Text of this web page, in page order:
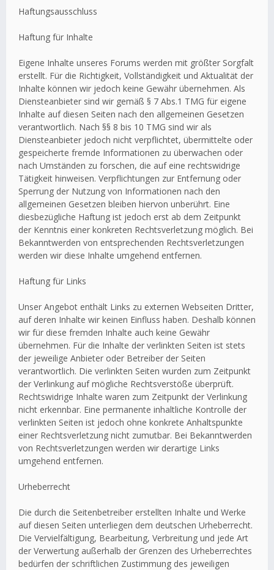
Haftungsausschluss
Haftung für Inhalte
Eigene Inhalte unseres Forums werden mit größter Sorgfalt
erstellt. Für die Richtigkeit, Vollständigkeit und Aktualität der
Inhalte können wir jedoch keine Gewähr übernehmen. Als
Diensteanbieter sind wir gemäß § 7 Abs.1 TMG für eigene
Inhalte auf diesen Seiten nach den allgemeinen Gesetzen
verantwortlich. Nach §§ 8 bis 10 TMG sind wir als
Diensteanbieter jedoch nicht verpflichtet, übermittelte oder
gespeicherte fremde Informationen zu überwachen oder
nach Umständen zu forschen, die auf eine rechtswidrige
Tätigkeit hinweisen. Verpflichtungen zur Entfernung oder
Sperrung der Nutzung von Informationen nach den
allgemeinen Gesetzen bleiben hiervon unberührt. Eine
diesbezügliche Haftung ist jedoch erst ab dem Zeitpunkt
der Kenntnis einer konkreten Rechtsverletzung möglich. Bei
Bekanntwerden von entsprechenden Rechtsverletzungen
werden wir diese Inhalte umgehend entfernen.
Haftung für Links
Unser Angebot enthält Links zu externen Webseiten Dritter,
auf deren Inhalte wir keinen Einfluss haben. Deshalb können
wir für diese fremden Inhalte auch keine Gewähr
übernehmen. Für die Inhalte der verlinkten Seiten ist stets
der jeweilige Anbieter oder Betreiber der Seiten
verantwortlich. Die verlinkten Seiten wurden zum Zeitpunkt
der Verlinkung auf mögliche Rechtsverstöße überprüft.
Rechtswidrige Inhalte waren zum Zeitpunkt der Verlinkung
nicht erkennbar. Eine permanente inhaltliche Kontrolle der
verlinkten Seiten ist jedoch ohne konkrete Anhaltspunkte
einer Rechtsverletzung nicht zumutbar. Bei Bekanntwerden
von Rechtsverletzungen werden wir derartige Links
umgehend entfernen.
Urheberrecht
Die durch die Seitenbetreiber erstellten Inhalte und Werke
auf diesen Seiten unterliegen dem deutschen Urheberrecht.
Die Vervielfältigung, Bearbeitung, Verbreitung und jede Art
der Verwertung außerhalb der Grenzen des Urheberrechtes
bedürfen der schriftlichen Zustimmung des jeweiligen